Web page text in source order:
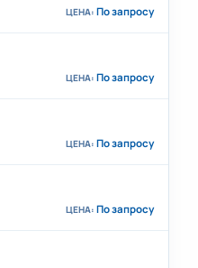
По запросу
По запросу
По запросу
По запросу